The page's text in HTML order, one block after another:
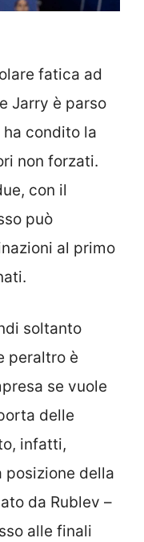
fatica ad
Jarry è parso
condito la
non forzati.
con il
può
al primo
soltanto
peraltro è
se vuole
delle
infatti,
della
da Rublev –
alle finali